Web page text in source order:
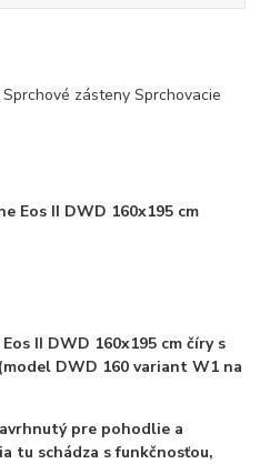
zásteny Sprchovacie
Eos II DWD 160x195 cm
II DWD 160x195 cm číry s
(model DWD 160 variant W1 na
pre pohodlie a
tu schádza s funkčnosťou,